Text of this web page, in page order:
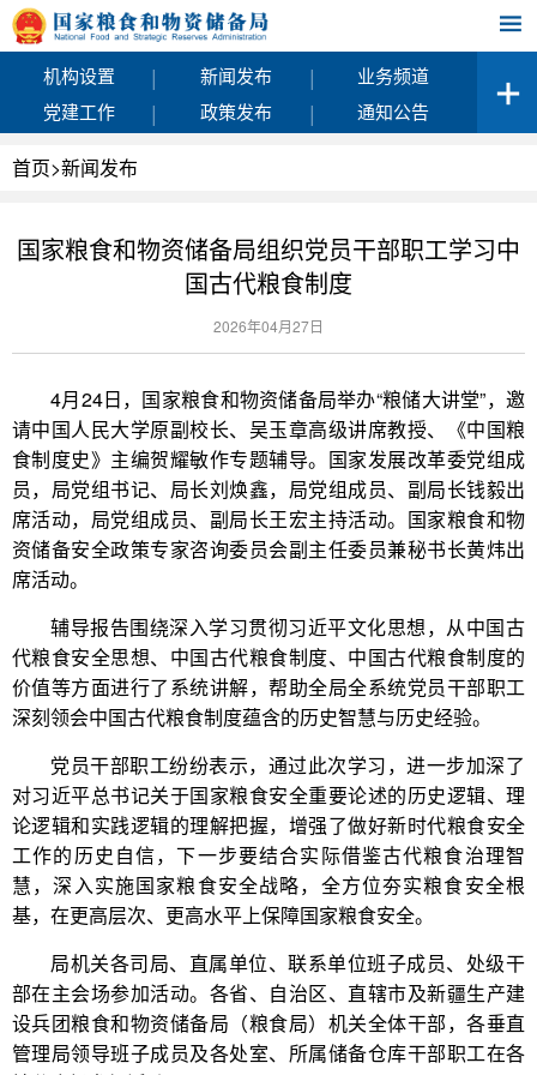
机构设置 | 新闻发布 |
业务频道
党建工作
| 政策发布 | 通知公告
首页>新闻发布
国家粮食和物资储备局组织党员干部职工学习中
国古代粮食制度
2026年04月27日
4月24日，国家粮食和物资储备局举办“粮储大讲堂”，邀
请中国人民大学原副校长、吴玉章高级讲席教授、《中国粮
食制度史》主编贺耀敏作专题辅导。国家发展改革委党组成
员，局党组书记、局长刘焕鑫，局党组成员、副局长钱毅出
席活动，局党组成员、副局长王宏主持活动。国家粮食和物
资储备安全政策专家咨询委员会副主任委员兼秘书长黄炜出
席活动。
辅导报告围绕深入学习贯彻习近平文化思想，从中国古
代粮食安全思想、中国古代粮食制度、中国古代粮食制度的
价值等方面进行了系统讲解，帮助全局全系统党员干部职工
深刻领会中国古代粮食制度蕴含的历史智慧与历史经验。
党员干部职工纷纷表示，通过此次学习，进一步加深了
对习近平总书记关于国家粮食安全重要论述的历史逻辑、理
论逻辑和实践逻辑的理解把握，增强了做好新时代粮食安全
工作的历史自信，下一步要结合实际借鉴古代粮食治理智
慧，深入实施国家粮食安全战略，全方位夯实粮食安全根
基，在更高层次、更高水平上保障国家粮食安全。
局机关各司局、直属单位、联系单位班子成员、处级干
部在主会场参加活动。各省、自治区、直辖市及新疆生产建
设兵团粮食和物资储备局（粮食局）机关全体干部，各垂直
管理局领导班子成员及各处室、所属储备仓库干部职工在各